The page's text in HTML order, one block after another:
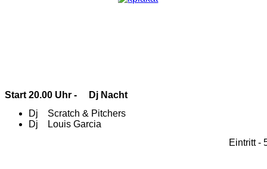
Start 20.00 Uhr - Dj Nacht
Dj Scratch & Pitchers
Dj Louis Garcia
Eintritt -